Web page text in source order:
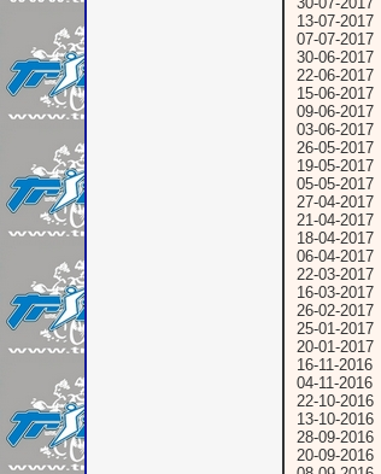
13-07-2017
07-07-2017
30-06-2017
22-06-2017
15-06-2017
09-06-2017
03-06-2017
26-05-2017
19-05-2017
05-05-2017
27-04-2017
21-04-2017
18-04-2017
06-04-2017
22-03-2017
16-03-2017
26-02-2017
25-01-2017
20-01-2017
16-11-2016
04-11-2016
22-10-2016
13-10-2016
28-09-2016
20-09-2016